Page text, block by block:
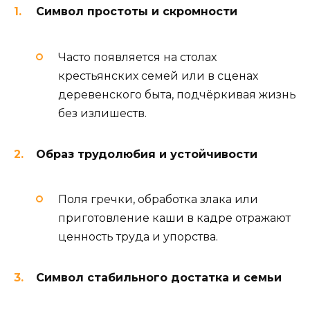
Символ простоты и скромности
Часто появляется на столах
крестьянских семей или в сценах
деревенского быта, подчёркивая жизнь
без излишеств.
Образ трудолюбия и устойчивости
Поля гречки, обработка злака или
приготовление каши в кадре отражают
ценность труда и упорства.
Символ стабильного достатка и семьи